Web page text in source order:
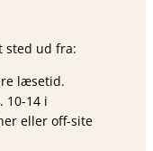
sted ud fra:
læsetid.
10-14 i
eller off-site